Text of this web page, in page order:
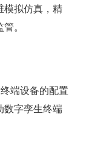
模拟仿真，精
。
端设备的配置
数字孪生终端